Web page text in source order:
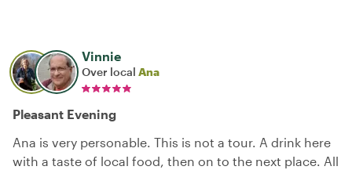
Vinnie
Over local Ana
Pleasant Evening
Ana is very personable. This is not a tour. A drink here
with a taste of local food, then on to the next place. All